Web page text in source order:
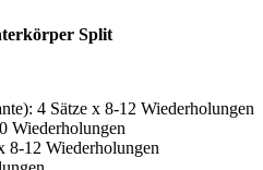
Split
4 Sätze x 8-12 Wiederholungen
Wiederholungen
8-12 Wiederholungen